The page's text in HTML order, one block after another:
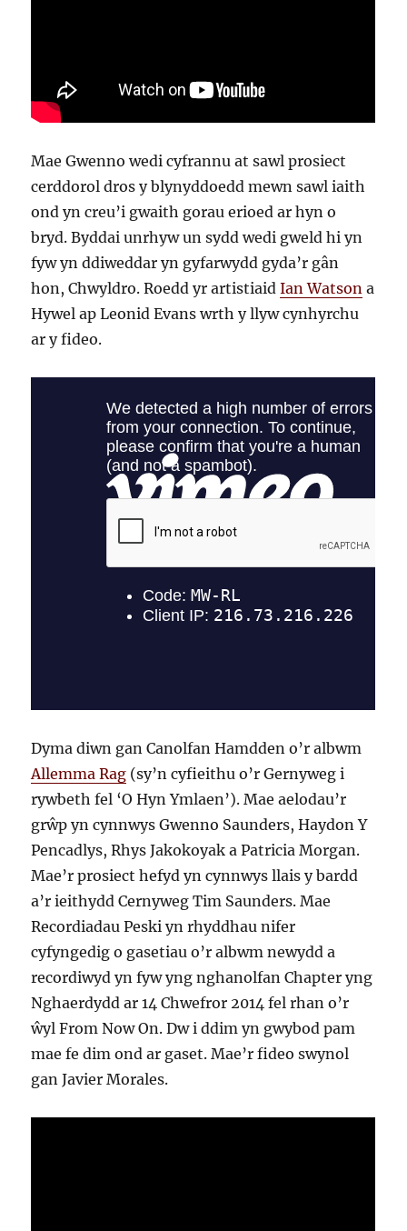
Mae Gwenno wedi cyfrannu at sawl prosiect
cerddorol dros y blynyddoedd mewn sawl iaith
ond yn creu’i gwaith gorau erioed ar hyn o
bryd. Byddai unrhyw un sydd wedi gweld hi yn
fyw yn ddiweddar yn gyfarwydd gyda’r gân
hon, Chwyldro. Roedd yr artistiaidIan Watson a
Hywel ap Leonid Evans wrth y llyw cynhyrchu
ar y fideo.
Dyma diwn gan Canolfan Hamdden o’r albwm
Allemma Rag (sy’n cyfieithu o’r Gernyweg i
rywbeth fel ‘O Hyn Ymlaen’). Mae aelodau’r
grŵp yn cynnwys Gwenno Saunders, Haydon Y
Pencadlys, Rhys Jakokoyak a Patricia Morgan.
Mae’r prosiect hefyd yn cynnwys llais y bardd
a’r ieithydd Cernyweg Tim Saunders. Mae
Recordiadau Peski yn rhyddhau nifer
cyfyngedig o gasetiau o’r albwm newydd a
recordiwyd yn fyw yng nghanolfan Chapter yng
Nghaerdydd ar 14 Chwefror 2014 fel rhan o’r
ŵyl From Now On. Dw i ddim yn gwybod pam
mae fe dim ond ar gaset. Mae’r fideo swynol
gan Javier Morales.